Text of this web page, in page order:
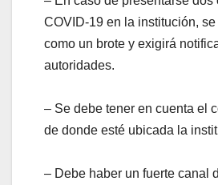
COVID-19 en la institución,
como un brote y exigirá
autoridades.
– Se debe tener en cuenta el
de donde esté ubicada la
– Debe haber un fuerte canal